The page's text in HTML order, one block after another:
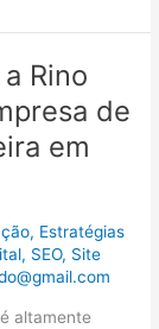
Rino
de
em
, Estratégias
, SEO, Site
altamente